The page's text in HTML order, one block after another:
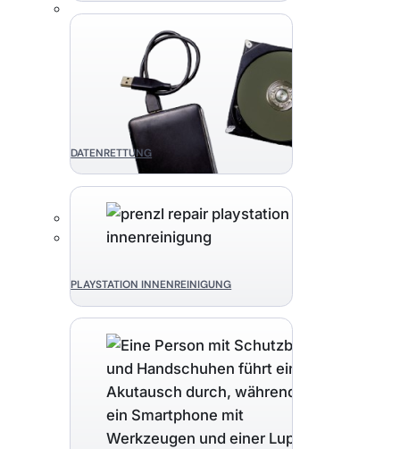
DATENRETTUNG
PLAYSTATION INNENREINIGUNG